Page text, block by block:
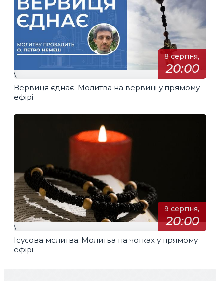
8 серпня,
20:00
\
Вервиця єднає. Молитва на вервиці у прямому
ефірі
9 серпня,
20:00
\
Ісусова молитва. Молитва на чотках у прямому
ефірі